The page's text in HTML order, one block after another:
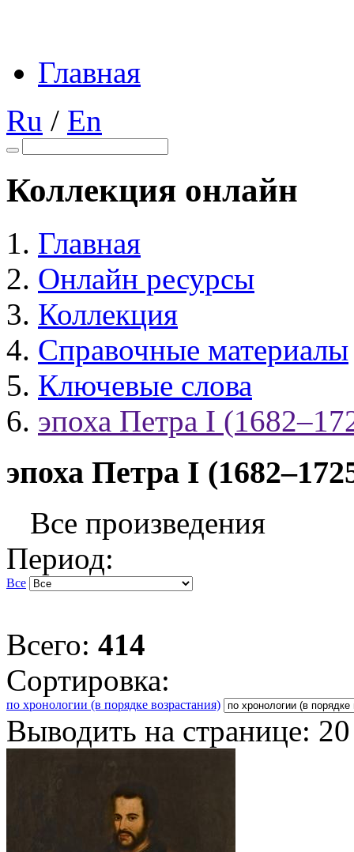
Главная
Ru / En
Коллекция онлайн
Главная
Онлайн ресурсы
Коллекция
Справочные материалы
Ключевые слова
эпоха Петра I
эпоха Петра I
Все произведения
Период:
Все
Всего: 414
Сортировка:
по хронологии (в порядке возрастания)
Выводить на странице: 20